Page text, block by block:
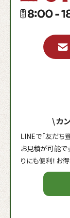
\カ
LINEで「友だち
お見積が可能で
りにも便利！お